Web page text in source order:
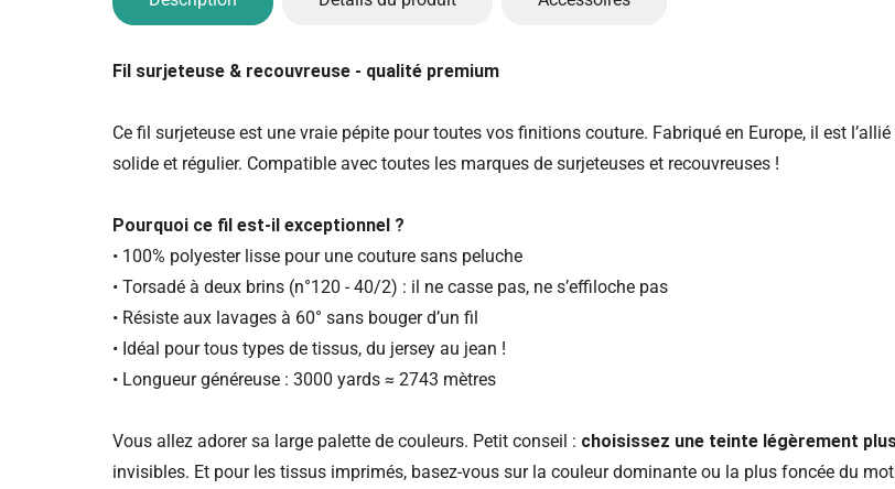
Fil surjeteuse & recouvreuse - qualité premium
Ce fil surjeteuse est une vraie pépite pour toutes vos finitions couture. Fabriqué en Europe, il est
solide et régulier. Compatible avec toutes les marques de surjeteuses et recouvreuses !
Pourquoi ce fil est-il exceptionnel ?
• 100% polyester lisse pour une couture sans peluche
• Torsadé à deux brins (n°120 - 40/2) : il ne casse pas, ne s’effiloche pas
• Résiste aux lavages à 60° sans bouger d’un fil
• Idéal pour tous types de tissus, du jersey au jean !
• Longueur généreuse : 3000 yards ≈ 2743 mètres
Vous allez adorer sa large palette de couleurs. Petit conseil : choisissez une teinte légèrement
invisibles. Et pour les tissus imprimés, basez-vous sur la couleur dominante ou la plus foncée du